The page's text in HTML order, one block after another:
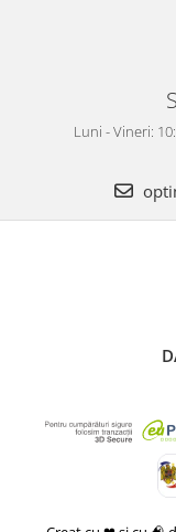
Luni - Vineri: